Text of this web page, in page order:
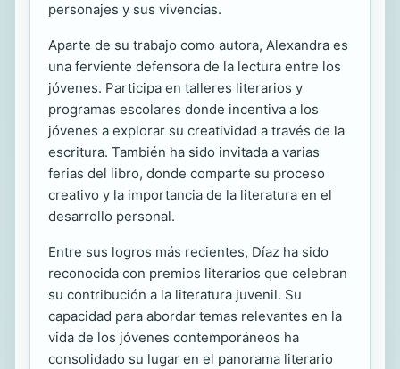
personajes y sus vivencias.
Aparte de su trabajo como autora, Alexandra es
una ferviente defensora de la lectura entre los
jóvenes. Participa en talleres literarios y
programas escolares donde incentiva a los
jóvenes a explorar su creatividad a través de la
escritura. También ha sido invitada a varias
ferias del libro, donde comparte su proceso
creativo y la importancia de la literatura en el
desarrollo personal.
Entre sus logros más recientes, Díaz ha sido
reconocida con premios literarios que celebran
su contribución a la literatura juvenil. Su
capacidad para abordar temas relevantes en la
vida de los jóvenes contemporáneos ha
consolidado su lugar en el panorama literario